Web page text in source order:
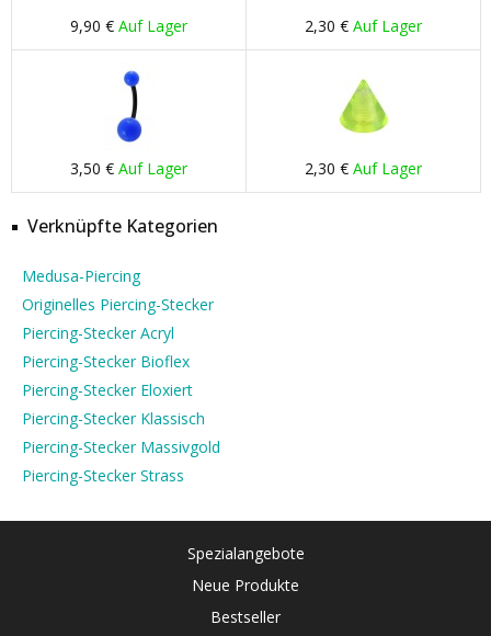
9,90 € Auf Lager 2,30 € Auf Lager
3,50 € Auf Lager 2,30 € Auf Lager
Verknüpfte Kategorien
Medusa-Piercing
Originelles Piercing-Stecker
Piercing-Stecker Acryl
Piercing-Stecker Bioflex
Piercing-Stecker Eloxiert
Piercing-Stecker Klassisch
Piercing-Stecker Massivgold
Piercing-Stecker Strass
Spezialangebote
Neue Produkte
Bestseller